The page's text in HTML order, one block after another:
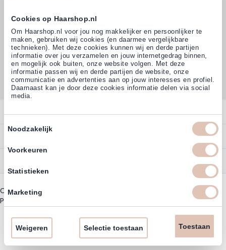
Cookies op Haarshop.nl
Om Haarshop.nl voor jou nog makkelijker en persoonlijker te
maken, gebruiken wij cookies (en daarmee vergelijkbare
technieken). Met deze cookies kunnen wij en derde partijen
informatie over jou verzamelen en jouw internetgedrag binnen,
en mogelijk ook buiten, onze website volgen. Met deze
informatie passen wij en derde partijen de website, onze
communicatie en advertenties aan op jouw interesses en profiel.
Daarnaast kan je door deze cookies informatie delen via social
media.
Noodzakelijk
Voorkeuren
Statistieken
Marketing
Toestaan
Selectie toestaan
Weigeren
Contact
Overzicht
Contact
Account
Uitzonderingen acties
Annuleren
Bezorgen
Retourneren
Omruilen
Assortiment
Nieuwsbrief & Kortingscode
Account informatie
Volg ons
Klanten beoordelen ons met
4,77 (38.000+)
Copyright © 2003 - 2026 - Haarshoppro.nl
Privacy beleid